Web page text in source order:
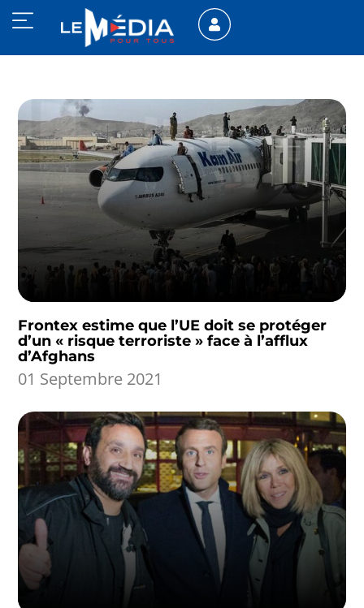
Frontex estime que l’UE doit se protéger
d’un « risque terroriste » face à l’afflux
d’Afghans
01 Septembre 2021